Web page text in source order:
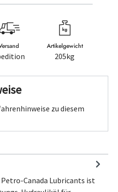
Artikelgewicht
205kg
zu diesem
Canada Lubricants ist